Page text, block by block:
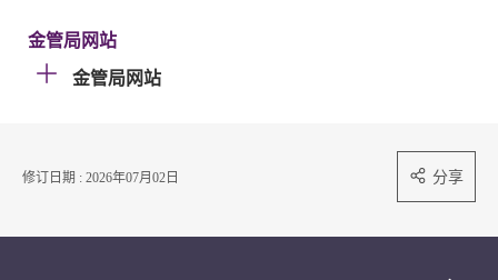
金管局网站
金管局网站
修订日期 : 2026年07月02日 分享